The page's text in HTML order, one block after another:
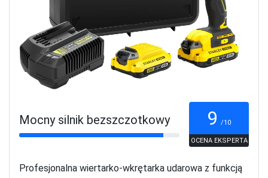
Mocny silnik bezszczotkowy 9 /10
OCENA EKSPERTA
Profesjonalna wiertarko-wkrętarka udarowa z funkcją